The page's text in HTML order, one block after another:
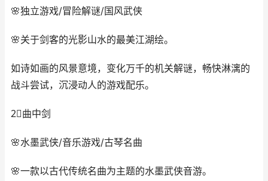
🌸独立游戏/冒险解谜/国风武侠
🌸关于剑客的光影山水的最美江湖绘。
如诗如画的风景意境，变化万千的机关解谜，畅快淋漓的
战斗尝试，沉浸动人的游戏配乐。
2⃣️曲中剑
🌸水墨武侠/音乐游戏/古琴名曲
🌸一款以古代传统名曲为主题的水墨武侠音游。